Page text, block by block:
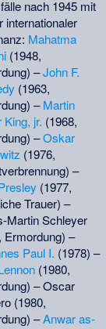
(BIO ·
(BIO)·Paul
( QS-9.1.)·
Isert(BIO
BIO)·
( BIO)·
)·
(BIO )·
(QS-3.1.)·
(Radsport)·
)·Robert
(BIO)·
(W)·Robert
)·Robert
)·Rémy
Knorr
(QS-16.1. )·
nach 1945 mit
internationaler
Mahatma
(1948,
–John F.
(1963,
–Martin
King, jr. (1968,
–Oskar
(1976,
–
(1977,
Trauer) –
Martin Schleyer
Ermordung) –
Paul I. (1978) –
(1980,
–Oscar
(1980,
–Anwar as-